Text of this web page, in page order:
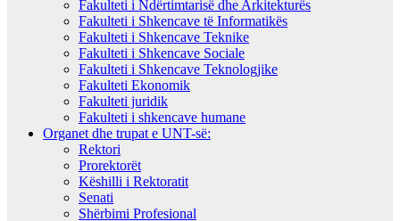
Fakulteti i Ndërtimtarisë dhe Arkitekturës
Fakulteti i Shkencave të Informatikës
Fakulteti i Shkencave Teknike
Fakulteti i Shkencave Sociale
Fakulteti i Shkencave Teknologjike
Fakulteti Ekonomik
Fakulteti juridik
Fakulteti i shkencave humane
Organet dhe trupat e UNT-së:
Rektori
Prorektorët
Këshilli i Rektoratit
Senati
Shërbimi Profesional